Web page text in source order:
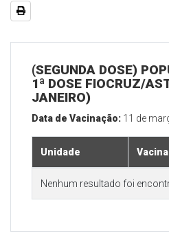
(SEGUNDA DOSE)
1ª DOSE FIOCRUZ/
JANEIRO)
Data de Vacinação: 11 de
Unidade Vacina
Nenhum resultado foi